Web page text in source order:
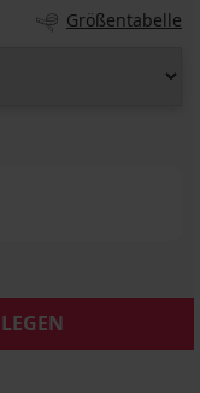
Größentabelle